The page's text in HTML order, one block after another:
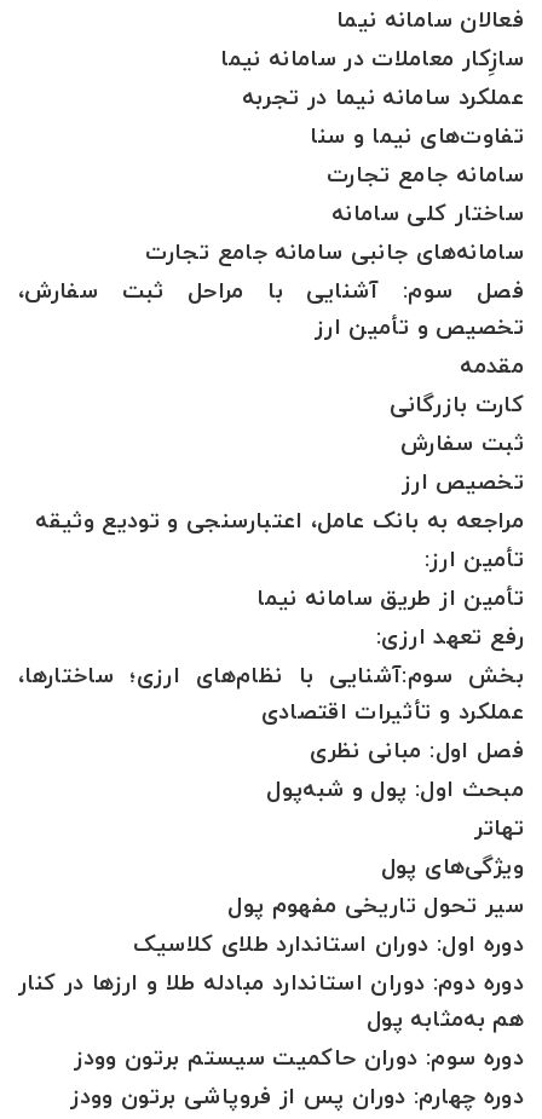
فعالان سامانه نیما
سازِکار معاملات در سامانه نیما
عملکرد سامانه نیما در تجربه
تفاوت‌های نیما و سنا
سامانه جامع تجارت
ساختار کلی سامانه
سامانه‌های جانبی سامانه جامع تجارت
فصل سوم: آشنایی با مراحل ثبت سفارش،
تخصیص و تأمین ارز
مقدمه
کارت بازرگانی
ثبت سفارش
تخصیص ارز
مراجعه به بانک عامل، اعتبارسنجی و تودیع وثیقه
تأمین ارز:
تأمین از طریق سامانه نیما
رفع تعهد ارزی:
بخش سوم:آشنایی با نظام‌های ارزی؛ ساختارها،
عملکرد و تأثیرات اقتصادی
فصل اول: مبانی نظری
مبحث اول: پول و شبه‌پول
تهاتر
ویژگی‌های پول
سیر تحول تاریخی مفهوم پول
دوره اول: دوران استاندارد طلای کلاسیک
دوره دوم: دوران استاندارد مبادله طلا و ارزها در کنار
هم به‌مثابه پول
دوره سوم: دوران حاکمیت سیستم برتون وودز
دوره چهارم: دوران پس از فروپاشی برتون وودز